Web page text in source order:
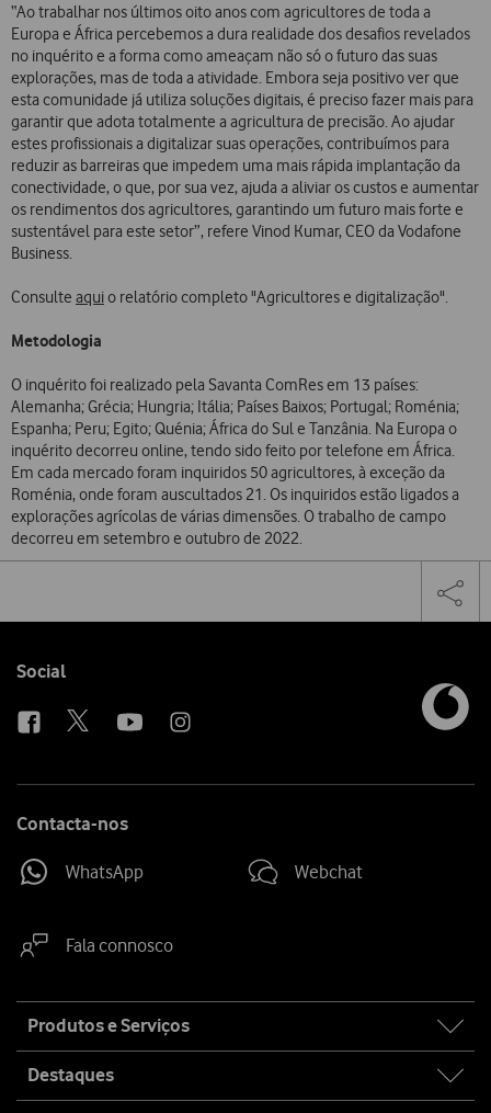
“Ao trabalhar nos últimos oito anos com agricultores de toda a
Europa e África percebemos a dura realidade dos desafios revelados
no inquérito e a forma como ameaçam não só o futuro das suas
explorações, mas de toda a atividade. Embora seja positivo ver que
esta comunidade já utiliza soluções digitais, é preciso fazer mais para
garantir que adota totalmente a agricultura de precisão. Ao ajudar
estes profissionais a digitalizar suas operações, contribuímos para
reduzir as barreiras que impedem uma mais rápida implantação da
conectividade, o que, por sua vez, ajuda a aliviar os custos e aumentar
os rendimentos dos agricultores, garantindo um futuro mais forte e
sustentável para este setor”, refere Vinod Kumar, CEO da Vodafone
Business.
Consulte aquio relatório completo "Agricultores e digitalização".
Metodologia
O inquérito foi realizado pela Savanta ComRes em 13 países:
Alemanha; Grécia; Hungria; Itália; Países Baixos; Portugal; Roménia;
Espanha; Peru; Egito; Quénia; África do Sul e Tanzânia. Na Europa o
inquérito decorreu online, tendo sido feito por telefone em África.
Em cada mercado foram inquiridos 50 agricultores, à exceção da
Roménia, onde foram auscultados 21. Os inquiridos estão ligados a
explorações agrícolas de várias dimensões. O trabalho de campo
decorreu em setembro e outubro de 2022.
social
Facebook
Follow
Social
Contacta-nos
WhatsApp Webchat
Fala connosco
map
Produtos e Serviços
Destaques